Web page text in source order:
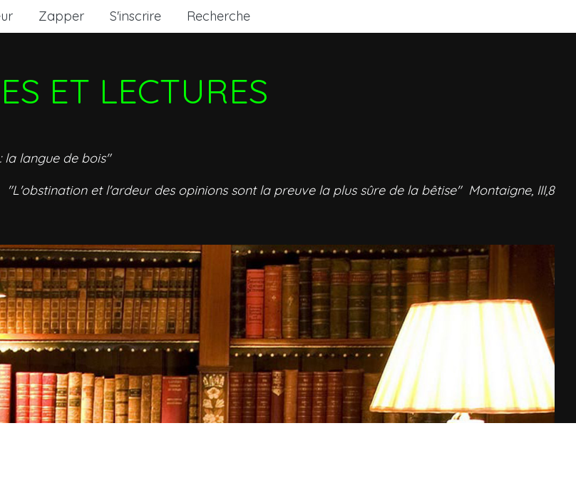
Zapper S'inscrire Recherche
ET LECTURES
la langue de bois"
"L'obstination et l'ardeur des opinions sont la preuve la plus sûre de la bêtise" Montaigne, III,8